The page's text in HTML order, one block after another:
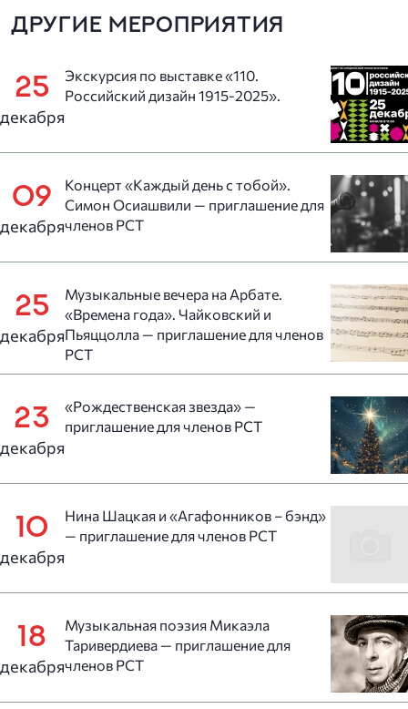
ДРУГИЕ МЕРОПРИЯТИЯ
25
декабря
Экскурсия по выставке «110.
Российский дизайн 1915-2025».
09
декабря
Концерт «Каждый день с тобой».
Симон Осиашвили — приглашение для
членов РСТ
25
декабря
Музыкальные вечера на Арбате.
«Времена года». Чайковский и
Пьяццолла — приглашение для членов
РСТ
23
декабря
«Рождественская звезда» —
приглашение для членов РСТ
10
декабря
Нина Шацкая и «Агафонников – бэнд»
— приглашение для членов РСТ
18
декабря
Музыкальная поэзия Микаэла
Таривердиева — приглашение для
членов РСТ